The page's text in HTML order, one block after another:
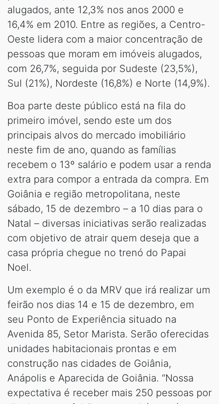
alugados, ante 12,3% nos anos 2000 e
16,4% em 2010. Entre as regiões, a Centro-
Oeste lidera com a maior concentração de
pessoas que moram em imóveis alugados,
com 26,7%, seguida por Sudeste (23,5%),
Sul (21%), Nordeste (16,8%) e Norte (14,9%).
Boa parte deste público está na fila do
primeiro imóvel, sendo este um dos
principais alvos do mercado imobiliário
neste fim de ano, quando as famílias
recebem o 13º salário e podem usar a renda
extra para compor a entrada da compra. Em
Goiânia e região metropolitana, neste
sábado, 15 de dezembro – a 10 dias para o
Natal – diversas iniciativas serão realizadas
com objetivo de atrair quem deseja que a
casa própria chegue no trenó do Papai
Noel.
Um exemplo é o da MRV que irá realizar um
feirão nos dias 14 e 15 de dezembro, em
seu Ponto de Experiência situado na
Avenida 85, Setor Marista. Serão oferecidas
unidades habitacionais prontas e em
construção nas cidades de Goiânia,
Anápolis e Aparecida de Goiânia. “Nossa
expectativa é receber mais 250 pessoas por